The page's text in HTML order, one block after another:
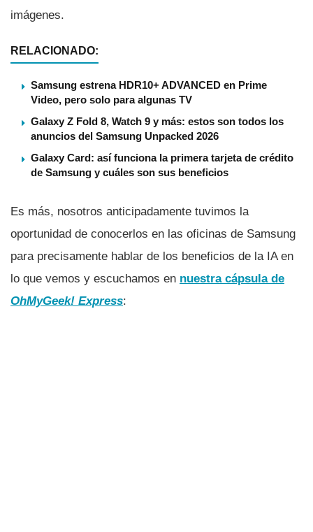
imágenes.
RELACIONADO:
Samsung estrena HDR10+ ADVANCED en Prime
Video, pero solo para algunas TV
Galaxy Z Fold 8, Watch 9 y más: estos son todos los
anuncios del Samsung Unpacked 2026
Galaxy Card: así funciona la primera tarjeta de crédito
de Samsung y cuáles son sus beneficios
Es más, nosotros anticipadamente tuvimos la
oportunidad de conocerlos en las oficinas de Samsung
para precisamente hablar de los beneficios de la IA en
lo que vemos y escuchamos en nuestra cápsula de
OhMyGeek! Express: